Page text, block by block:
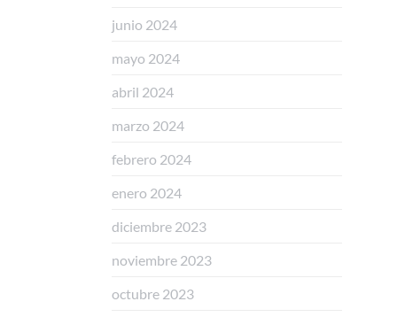
junio 2024
mayo 2024
abril 2024
marzo 2024
febrero 2024
enero 2024
diciembre 2023
noviembre 2023
octubre 2023